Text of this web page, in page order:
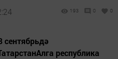
193 0 0
сентябрьдә
республика